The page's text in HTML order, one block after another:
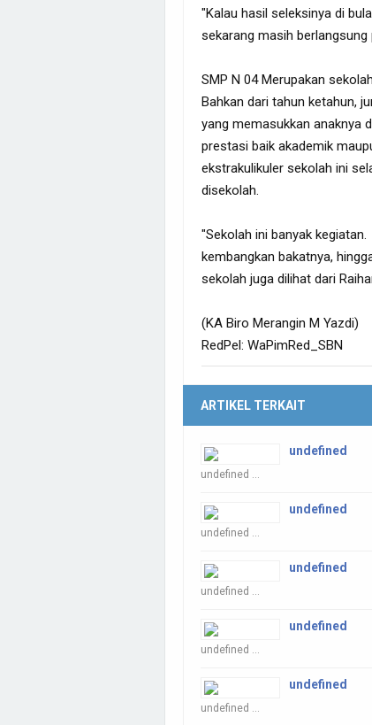
"Kalau hasil seleksinya di
sekarang masih berlangsung
SMP N 04 Merupakan
Bahkan dari tahun ketahun,
yang memasukkan anaknya
prestasi baik akademik
ekstrakulikuler sekolah ini
disekolah.
"Sekolah ini banyak
kembangkan bakatnya,
sekolah juga dilihat dari
(KA Biro Merangin M Yazdi)
RedPel: WaPimRed_SBN
ARTIKEL TERKAIT
undefined
undefined ...
undefined
undefined ...
undefined
undefined ...
undefined
undefined ...
undefined
undefined ...